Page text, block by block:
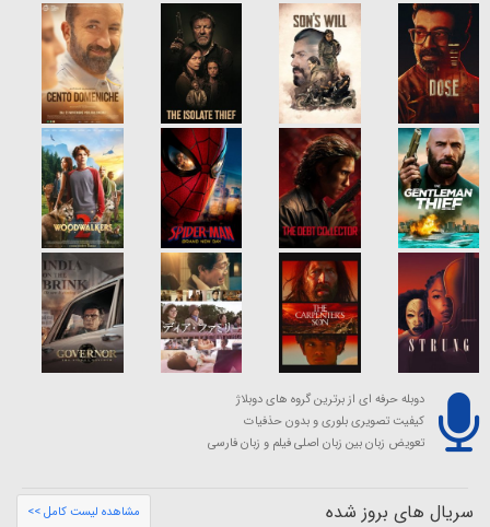
دوبله حرفه ای از برترین گروه های دوبلاژ
کیفیت تصویری بلوری و بدون حذفیات
تعویض زبان بین زبان اصلی فیلم و زبان فارسی
سریال های بروز شده مشاهده لیست کامل >>